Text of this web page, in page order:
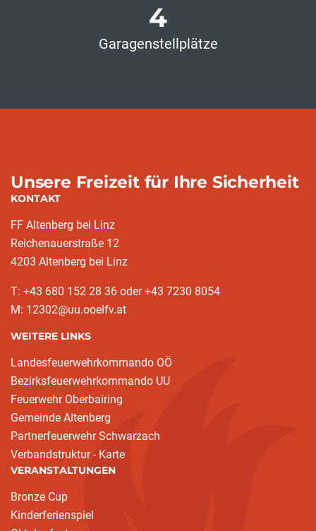
4
Garagenstellplätze
Unsere Freizeit für Ihre Sicherheit
KONTAKT
FF Altenberg bei Linz
Reichenauerstraße 12
4203 Altenberg bei Linz
T: +43 680 152 28 36 oder +43 7230 8054
M: 12302@uu.ooelfv.at
WEITERE LINKS
Landesfeuerwehrkommando OÖ
Bezirksfeuerwehrkommando UU
Feuerwehr Oberbairing
Gemeinde Altenberg
Partnerfeuerwehr Schwarzach
Verbandstruktur - Karte
VERANSTALTUNGEN
Bronze Cup
Kinderferienspiel